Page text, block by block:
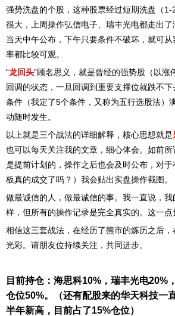
强势洗盘的个股，这种股票经过短期洗盘（
很大，上周操作弘信电子、瑞丰光电都走出
当天中午公布，下午只要条件不破坏，就可
率都比较可观。
“龙回头”顾名思义，就是曾经的强势股（以涨
回调的状态，一旦回调到重要支撑位就跌不
条件（我定了5个条件，又称为五行选股法）
动随时发生。
以上就是三个战法的详细解释，核心思想就是
也可以每天关注我的文章，细心体会。如前
是提前计划的，操作之后也会及时公布，对
板真的成交了吗？）我会贴出实盘操作截图。
做最诚信的人，做最诚信的事。我一直说，
样，但所有的操作记录是完全真实的。这一点
相信这三套战法，在经历了熊市的炼历之后
光彩。请朋友位持续关注，共同进步。
目前持仓：海思科10%，瑞丰光电20%
仓位50%。（还有配股来的华天科技一
半年新高，目前占了15%仓位）